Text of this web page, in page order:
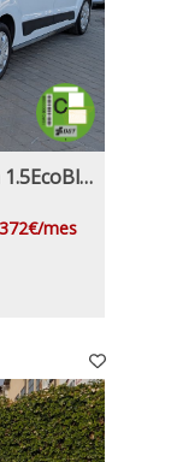
Ford Transit Connect con rampa 1.5EcoBlueTrend 210 L2 4 Puertas 120Cv 6 Velocidades 3 Plazas
mes